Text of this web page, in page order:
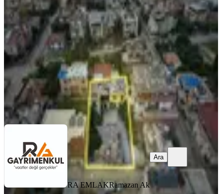
Tarsus, Fevzi Çakmak Mahallesi
2.5+1 · 344 m²· Villa tipi ·08.06.2026
4.200.000 ₺
RA EMLAK Ramazan Ak
Ara
RA EMLAKRamazan Ak
Ara